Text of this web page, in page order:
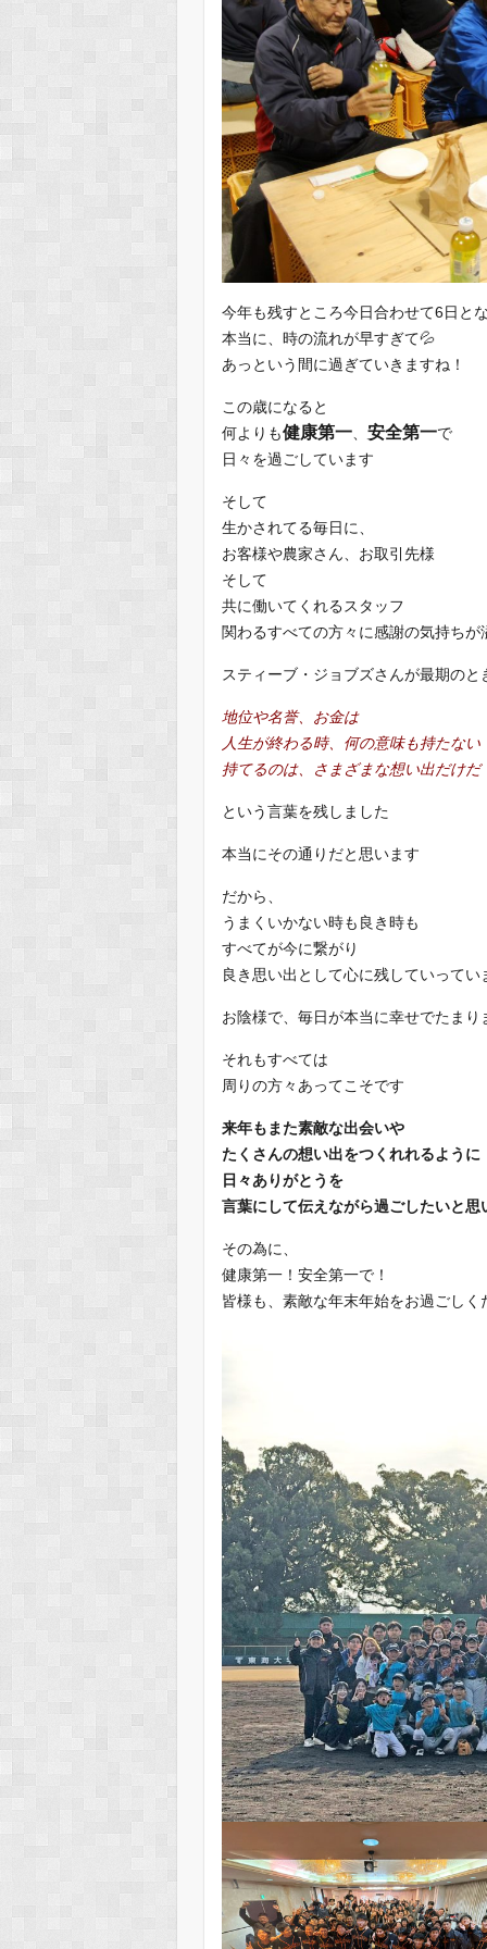
今年も残すところ今日合わせて6日と
本当に、時の流れが早すぎて💦
あっという間に過ぎていきますね！
この歳になると
何よりも健康第一 、安全第一で
日々を過ごしています
そして
生かされてる毎日に、
お客様や農家さん、お取引先様
そして
共に働いてくれるスタッフ
関わるすべての方々に感謝の気持ちが
スティーブ・ジョブズさんが最期のと
地位や名誉、お金は
人生が終わる時、何の意味も持たない
持てるのは、さまざまな想い出だけだ
という言葉を残しました
本当にその通りだと思います
だから、
うまくいかない時も良き時も
すべてが今に繋がり
良き思い出として心に残していってい
お陰様で、毎日が本当に幸せでたまり
それもすべては
周りの方々あってこそです
来年もまた素敵な出会いや
たくさんの想い出をつくれれるように
日々ありがとうを
言葉にして伝えながら過ごしたいと
その為に、
健康第一！安全第一で！
皆様も、素敵な年末年始をお過ごしく